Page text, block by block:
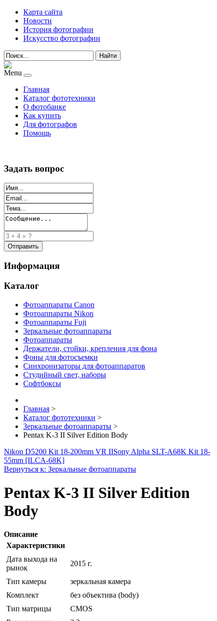
Карта сайта
Новости
История фотографии
Искусство фотографии
Найти
Menu
Главная
Каталог фототехники
О фотобанке
Как купить
Для фотографов
Помощь
Задать вопрос
Информация
Каталог
Фотоаппараты Canon
Фотоаппараты Nikon
Фотоаппараты Fuji
Зеркальные фотоаппараты
Фотоаппараты
Держатели, стойки, крепления для фона
Фоны для фотосъемки
Синхронизаторы для фотоаппаратов
Студийный свет, наборы
Софтбоксы
Главная >
Каталог фототехники >
Зеркальные фотоаппараты >
Pentax K-3 II Silver Edition Body
Nikon D5200 Kit 18-200mm VR IISony Alpha SLT-A68K Kit 18-
55mm [ILCA-68K]
Вернуться к: Зеркальные фотоаппараты
Pentax K-3 II Silver Edition
Body
Описание
Характеристики
Дата выхода на
рынок
2015 г.
Тип камеры
зеркальная камера
Комплект
без объектива (body)
Тип матрицы
CMOS